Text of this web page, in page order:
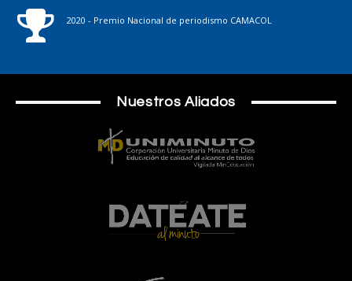
2020 - Premio Nacional de periodismo CAMACOL
Nuestros Aliados